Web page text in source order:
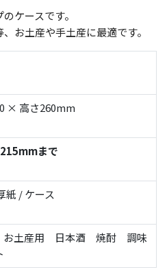
ケースです。
お土産や手土産に最適です。
× 高さ260mm
まで
紙 / ケース
土産用 日本酒 焼酎 調味